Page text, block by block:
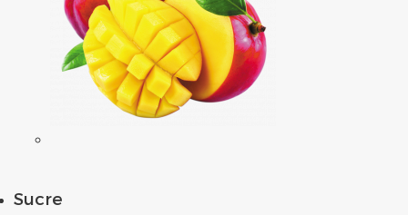
Sucre